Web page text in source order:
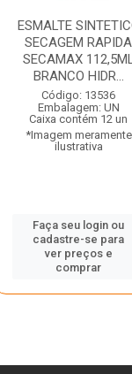
ESMALTE
SECAGEM RAPIDA
SECAMAX
BRANCO HIDR...
Código: 13536
Embalagem: UN
Caixa contém 12 un
*Imagem meramente
ilustrativa
Faça seu login ou
cadastre-se para
ver preços e
comprar